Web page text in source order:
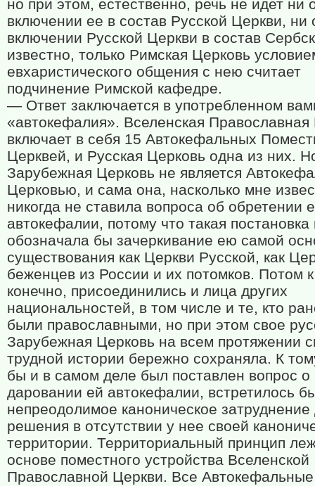
но при этом, естественно, речь не идет ни
включении ее в состав Русской Церкви, ни
включении Русской Церкви в состав
известно, только Римская Церковь
евхаристического общения с нею считает
подчинение Римской кафедре.
— Ответ заключается в употребленном
«автокефалия». Вселенская Православная
включает в себя 15 Автокефальных
Церквей, и Русская Церковь одна из них.
Зарубежная Церковь не является
Церковью, и сама она, насколько мне
никогда не ставила вопроса об обретении
автокефалии, потому что такая постановка
обозначала бы зачеркивание ею самой
существования как Церкви Русской, как
беженцев из России и их потомков. Потом
конечно, присоединились и лица других
национальностей, в том числе и те, кто
были православными, но при этом свое
Зарубежная Церковь на всем протяжении
трудной истории бережно сохраняла. К
бы и в самом деле был поставлен вопрос о
даровании ей автокефалии, встретилось
непреодолимое каноническое затруднение
решения в отсутствии у нее своей
территории. Территориальный принцип
основе поместного устройства Вселенской
Православной Церкви. Все